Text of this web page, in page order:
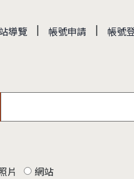
導覽 | 帳號申請 | 帳號
片 網站